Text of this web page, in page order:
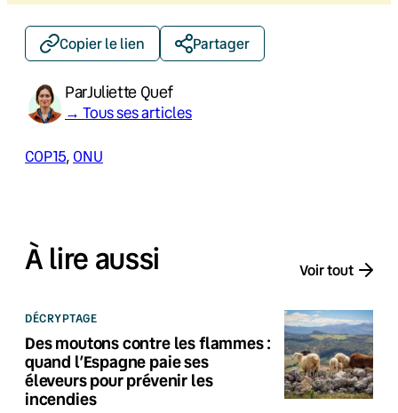
Copier le lien Partager
ParJuliette Quef
→ Tous ses articles
COP15, ONU
À lire aussi Voir tout
DÉCRYPTAGE
Des moutons contre les flammes :
quand l’Espagne paie ses
éleveurs pour prévenir les
incendies